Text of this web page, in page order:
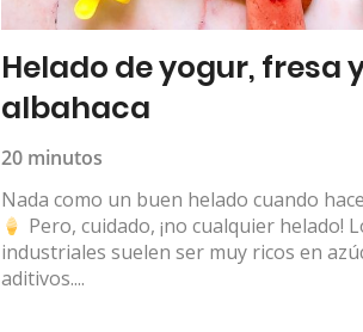
Helado de yogur, fresa
albahaca
20 minutos
Nada como un buen helado cuando
Pero, cuidado, ¡no cualquier helado!
industriales suelen ser muy ricos en
aditivos....